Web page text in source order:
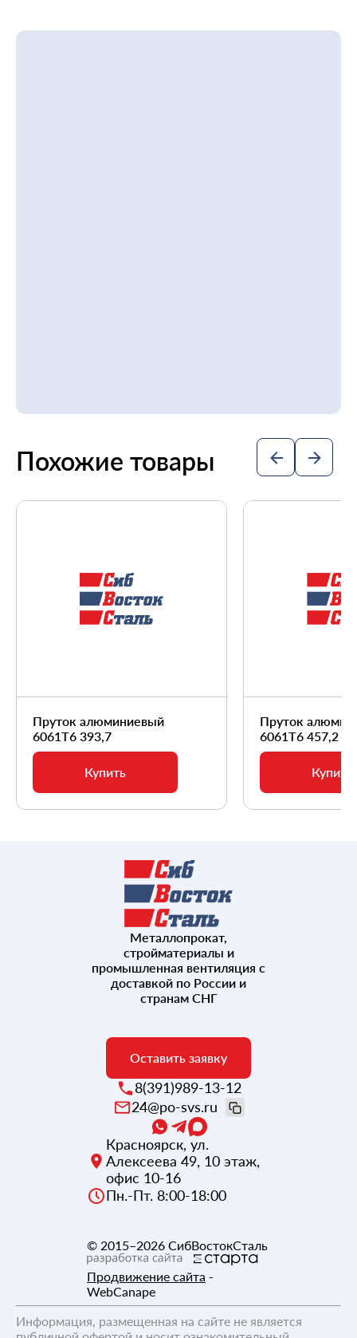
Похожие товары
Пруток алюминиевый
6061Т6 393,7
Купить
Пруток
6061Т6 457,2
Купить
Металлопрокат,
стройматериалы и
промышленная вентиляция с
доставкой по России и
странам СНГ
Оставить заявку
8(391)989-13-12
24@po-svs.ru
Красноярск, ул.
Алексеева 49, 10 этаж,
офис 10-16
Пн.-Пт. 8:00-18:00
© 2015–2026 СибВостокСталь
Продвижение сайта -
WebCanape
Информация, размещенная на сайте не является